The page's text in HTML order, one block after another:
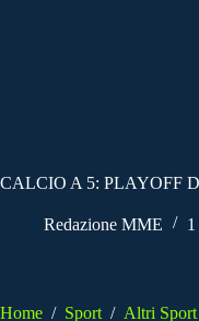
CALCIO A 5: PLAYOFF
Redazione MME
Home / Sport / Altri Sport